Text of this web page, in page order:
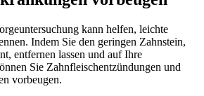
kann helfen, leichte
Indem Sie den geringen Zahnstein,
entfernen lassen und auf Ihre
Sie Zahnfleischentzündungen und
vorbeugen.